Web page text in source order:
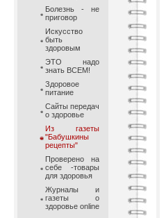
Болезнь - не
приговор
Искусство
быть
здоровым
ЭТО надо
знать ВСЕМ!
Здоровое
питание
Сайты передач
о здоровье
Из газеты
"Бабушкины
рецепты"
Проверено на
себе -товары
для здоровья
Журналы и
газеты о
здоровье online